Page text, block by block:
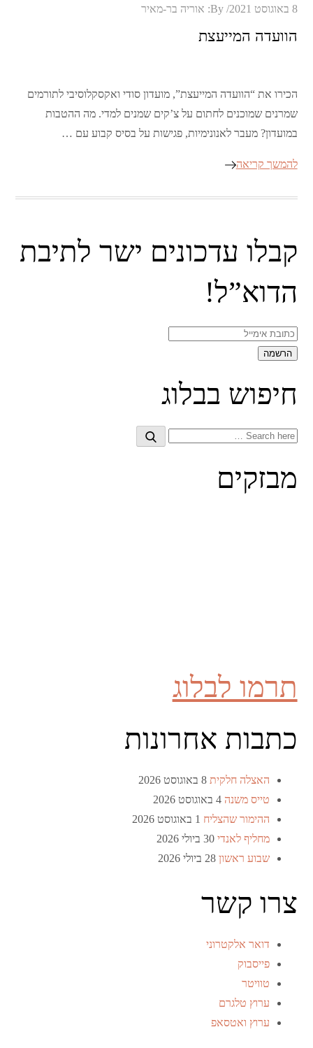
Posted
8 באוגוסט 2021 By: אוריה בר-מאיר
הוועדה המייעצת
הכירו את “הוועדה המייעצת”, מועדון סודי ואקסקלוסיבי לתורמים
שמרנים שמוכנים לחתום על צ’קים שמנים למדי. מה ההטבות
במועדון? מעבר לאנונימיות, פגישות על בסיס קבוע עם …
להמשך קריאה
קבלו עדכונים ישר לתיבת
הדוא”ל!
חיפוש בבלוג
Search
Search
מבזקים
תרמו לבלוג
כתבות אחרונות
האצלה חלקית 8 באוגוסט 2026
טייס משנה 4 באוגוסט 2026
ההימור שהצליח 1 באוגוסט 2026
מחליף לאנדי 30 ביולי 2026
שבוע ראשון 28 ביולי 2026
צרו קשר
דואר אלקטרוני
פייסבוק
טוויטר
ערוץ טלגרם
ערוץ ואטסאפ